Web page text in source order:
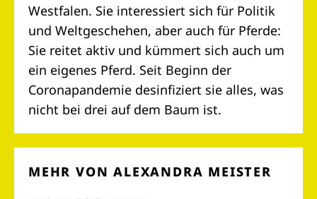
Westfalen. Sie interessiert sich für Politik
und Weltgeschehen, aber auch für Pferde:
Sie reitet aktiv und kümmert sich auch um
ein eigenes Pferd. Seit Beginn der
Coronapandemie desinfiziert sie alles, was
nicht bei drei auf dem Baum ist.
MEHR VON ALEXANDRA MEISTER